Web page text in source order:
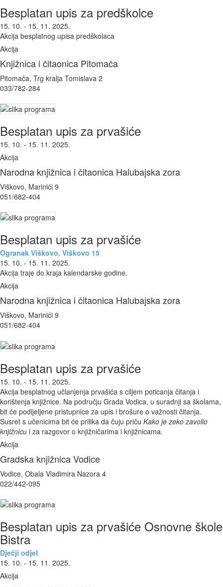
Besplatan upis za predškolce
15. 10. - 15. 11. 2025.
Akcija besplatnog upisa predškolaca
Akcija
Knjižnica i čitaonica Pitomača
Pitomača, Trg kralja Tomislava 2
033/782-284
Besplatan upis za prvašiće
15. 10. - 15. 11. 2025.
Akcija
Narodna knjižnica i čitaonica Halubajska zora
Viškovo, Marinići 9
051/682-404
Besplatan upis za prvašiće
Ogranak Viškovo, Viškovo 15
15. 10. - 15. 11. 2025.
Akcija traje do kraja kalendarske godine.
Akcija
Narodna knjižnica i čitaonica Halubajska zora
Viškovo, Marinići 9
051/682-404
Besplatan upis za prvašiće
15. 10. - 15. 11. 2025.
Akcija besplatnog učlanjenja prvašića s ciljem poticanja čitanja i
korištenja knjižnice. Na području Grada Vodica, u suradnji sa školama,
bit će podijeljene pristupnice za upis i brošure o važnosti čitanja.
Susret s učenicima bit će prilika da čuju priču Kako je zeko zavolio
knjižnicu i za razgovor o knjižničarima i knjižnicama.
Akcija
Gradska knjižnica Vodice
Vodice, Obala Vladimira Nazora 4
022/442-095
Besplatan upis za prvašiće Osnovne škole
Bistra
Dječji odjel
15. 10. - 15. 11. 2025.
Akcija